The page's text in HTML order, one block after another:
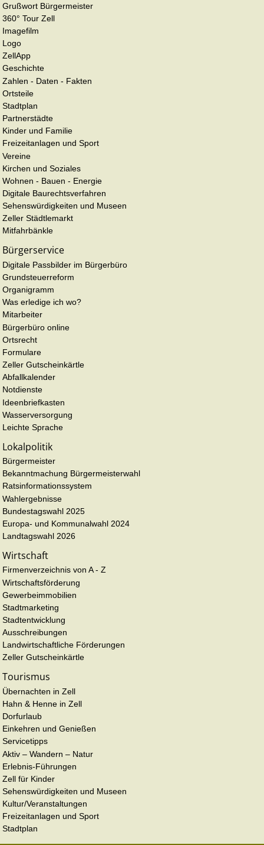
Grußwort Bürgermeister
360° Tour Zell
Imagefilm
Logo
ZellApp
Geschichte
Zahlen - Daten - Fakten
Ortsteile
Stadtplan
Partnerstädte
Kinder und Familie
Freizeitanlagen und Sport
Vereine
Kirchen und Soziales
Wohnen - Bauen - Energie
Digitale Baurechtsverfahren
Sehenswürdigkeiten und Museen
Zeller Städtlemarkt
Mitfahrbänkle
Bürgerservice
Digitale Passbilder im Bürgerbüro
Grundsteuerreform
Organigramm
Was erledige ich wo?
Mitarbeiter
Bürgerbüro online
Ortsrecht
Formulare
Zeller Gutscheinkärtle
Abfallkalender
Notdienste
Ideenbriefkasten
Wasserversorgung
Leichte Sprache
Lokalpolitik
Bürgermeister
Bekanntmachung Bürgermeisterwahl
Ratsinformationssystem
Wahlergebnisse
Bundestagswahl 2025
Europa- und Kommunalwahl 2024
Landtagswahl 2026
Wirtschaft
Firmenverzeichnis von A - Z
Wirtschaftsförderung
Gewerbeimmobilien
Stadtmarketing
Stadtentwicklung
Ausschreibungen
Landwirtschaftliche Förderungen
Zeller Gutscheinkärtle
Tourismus
Übernachten in Zell
Hahn & Henne in Zell
Dorfurlaub
Einkehren und Genießen
Servicetipps
Aktiv – Wandern – Natur
Erlebnis-Führungen
Zell für Kinder
Sehenswürdigkeiten und Museen
Kultur/Veranstaltungen
Freizeitanlagen und Sport
Stadtplan